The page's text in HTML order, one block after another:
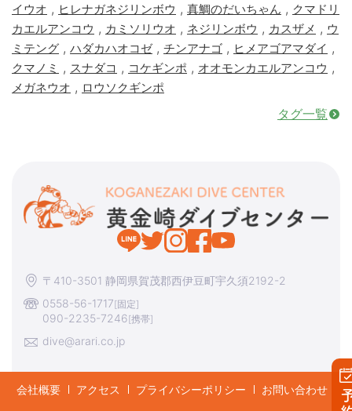
イウオ , ヒレナガネジリンボウ , 真鯛のだいちゃん , クマドリ
カエルアンコウ , カミソリウオ , ネジリンボウ , カスザメ , ウ
ミテング , ハダカハオコゼ, チンアナゴ , ヒメアゴアマダイ ,
クマノミ , スナダコ , コケギンポ , オオモンカエルアンコウ ,
メガネウオ , ロウソクギンポ
タグ一覧
〒410-3501 静岡県賀茂郡西伊豆町宇久須2192-2
0558-56-1717[固定]
090-2235-7246[携帯]
dive@arari.co.jp
会社概要 アクセス プライバシーポリシー お問い合わせ